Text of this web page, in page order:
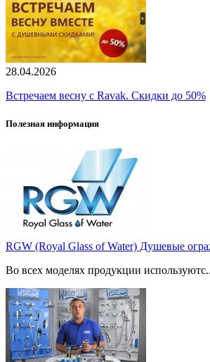
28.04.2026
Встречаем весну с Ravak. Скидки до 50%
Полезная информация
RGW (Royal Glass of Water) Душевые
Во всех моделях продукции